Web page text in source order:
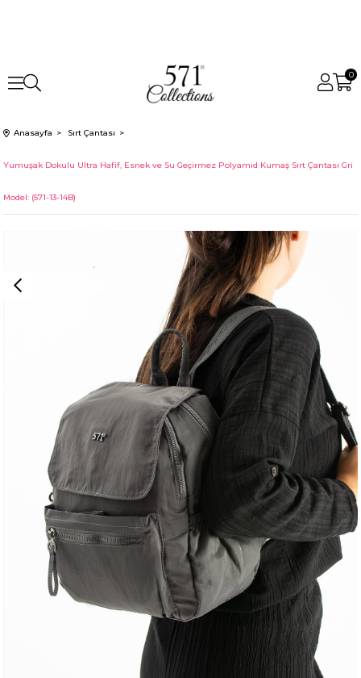
0
Anasayfa Sırt Çantası
Yumuşak Dokulu Ultra Hafif, Esnek ve Su Geçirmez Polyamid Kumaş Sırt Çantası Gri
Model: (571-13-14B)